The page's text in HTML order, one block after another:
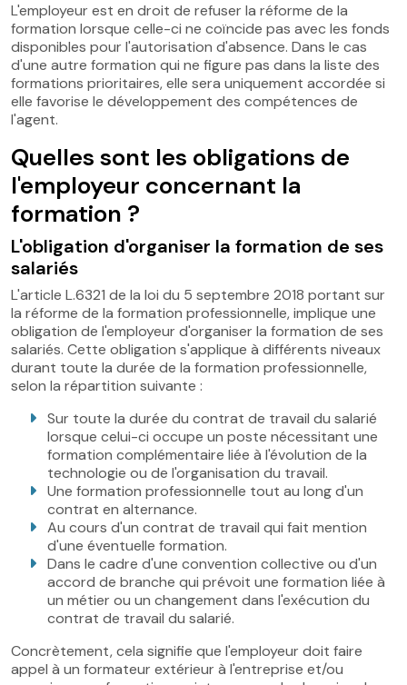
L'employeur est en droit de refuser la réforme de la
formation lorsque celle-ci ne coïncide pas avec les fonds
disponibles pour l'autorisation d'absence. Dans le cas
d'une autre formation qui ne figure pas dans la liste des
formations prioritaires, elle sera uniquement accordée si
elle favorise le développement des compétences de
l'agent.
Quelles sont les obligations de
l'employeur concernant la
formation ?
L'obligation d'organiser la formation de ses
salariés
L'article L.6321 de la loi du 5 septembre 2018 portant sur
la réforme de la formation professionnelle, implique une
obligation de l'employeur d'organiser la formation de ses
salariés. Cette obligation s'applique à différents niveaux
durant toute la durée de la formation professionnelle,
selon la répartition suivante :
Sur toute la durée du contrat de travail du salarié
lorsque celui-ci occupe un poste nécessitant une
formation complémentaire liée à l'évolution de la
technologie ou de l'organisation du travail.
Une formation professionnelle tout au long d'un
contrat en alternance.
Au cours d'un contrat de travail qui fait mention
d'une éventuelle formation.
Dans le cadre d'une convention collective ou d'un
accord de branche qui prévoit une formation liée à
un métier ou un changement dans l'exécution du
contrat de travail du salarié.
Concrètement, cela signifie que l'employeur doit faire
appel à un formateur extérieur à l'entreprise et/ou